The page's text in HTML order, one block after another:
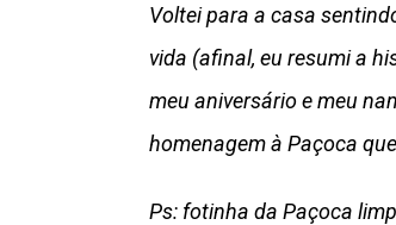
Voltei para a casa
vida (afinal, eu resumi a
meu aniversário e meu
homenagem à Paçoca
Ps: fotinha da Paçoca